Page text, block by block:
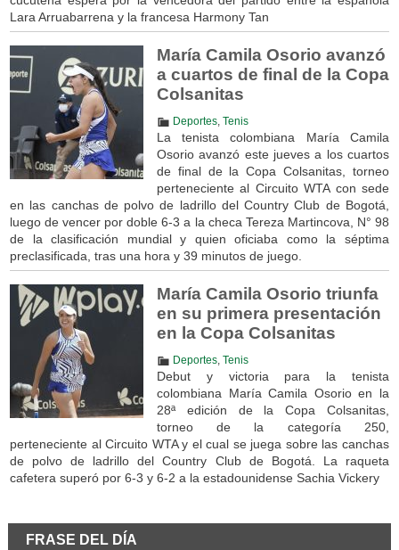
Lara Arruabarrena y la francesa Harmony Tan
María Camila Osorio avanzó
a cuartos de final de la Copa
Colsanitas
Deportes, Tenis
La tenista colombiana María Camila
Osorio avanzó este jueves a los cuartos
de final de la Copa Colsanitas, torneo
perteneciente al Circuito WTA con sede
en las canchas de polvo de ladrillo del Country Club de Bogotá,
luego de vencer por doble 6-3 a la checa Tereza Martincova, N° 98
de la clasificación mundial y quien oficiaba como la séptima
preclasificada, tras una hora y 39 minutos de juego.
María Camila Osorio triunfa
en su primera presentación
en la Copa Colsanitas
Deportes, Tenis
Debut y victoria para la tenista
colombiana María Camila Osorio en la
28ª edición de la Copa Colsanitas,
torneo de la categoría 250,
perteneciente al Circuito WTA y el cual se juega sobre las canchas
de polvo de ladrillo del Country Club de Bogotá. La raqueta
cafetera superó por 6-3 y 6-2 a la estadounidense Sachia Vickery
FRASE DEL DÍA